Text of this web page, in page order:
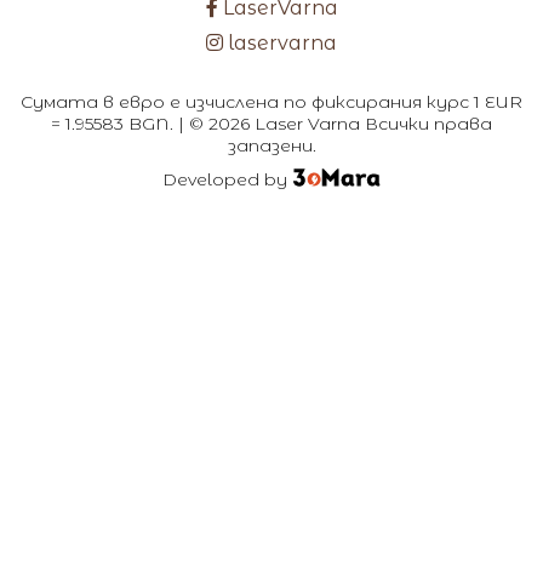
LaserVarna
laservarna
Сумата в евро е изчислена по фиксирания курс 1 EUR
= 1.95583 BGN. | © 2026 Laser Varna Всички права
запазени.
Developed by